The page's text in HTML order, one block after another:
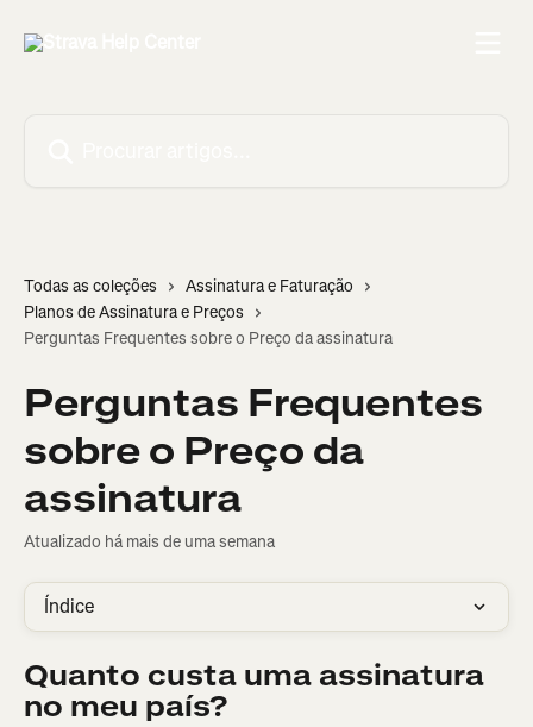
Todas as coleções
Assinatura e Faturação
Planos de Assinatura e Preços
Perguntas Frequentes sobre o Preço da assinatura
Perguntas Frequentes
sobre o Preço da
assinatura
Atualizado há mais de uma semana
Índice
Quanto custa uma assinatura
no meu país?